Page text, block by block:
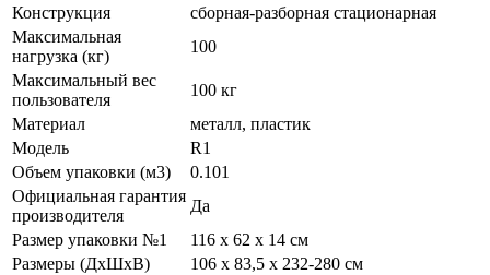
Конструкция
сборная-разборная стационарная
Максимальная
нагрузка (кг)
100
Максимальный вес
пользователя
100 кг
Материал
металл, пластик
Модель
R1
Объем упаковки (м3)
0.101
Официальная гарантия
производителя
Да
Размер упаковки №1
116 х 62 х 14 см
Размеры (ДхШхВ)
106 x 83,5 х 232-280 см